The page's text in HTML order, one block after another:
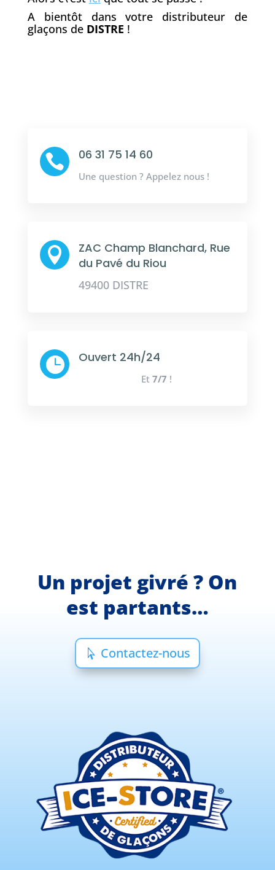
A bientôt dans votre distributeur de
glaçons de DISTRE !
 06 31 75 14 60
Une question ? Appelez nous !

ZAC Champ Blanchard, Rue
du Pavé du Riou
49400 DISTRE
 Ouvert 24h/24
Et7/7 !
Un projet givré ? On
est partants…
Contactez-nous